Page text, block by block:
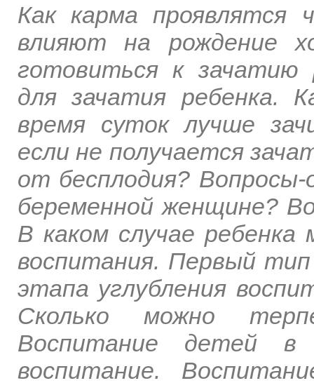
Как карма проявлятся
влияют на рождение
готовиться к зачатию
для зачатия ребенка.
время суток лучше
если не получается
от бесплодия?
беременной женщине?
В каком случае
воспитания. Первый
этапа углубления
Сколько можно
Воспитание детей в
воспитание.